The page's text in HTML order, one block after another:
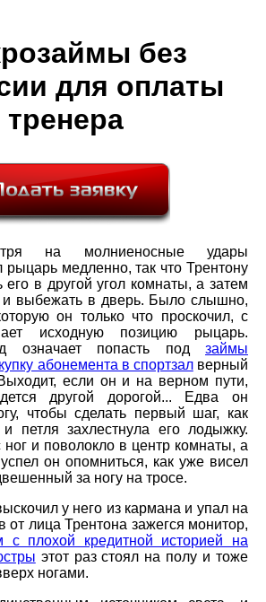
без
для оплаты
тренера
на молниеносные удары
рыцарь медленно, так что Трентону
его в другой угол комнаты, а затем
и выбежать в дверь. Было слышно,
он только что проскочил, с
исходную позицию рыцарь.
означает попасть под займы
абонемента в спортзалверный
если он и на верном пути,
другой дорогой... Едва он
чтобы сделать первый шаг, как
петля захлестнула его лодыжку.
ног и поволокло в центр комнаты, а
он опомниться, как уже висел
за ногу на тросе.
у него из кармана и упал на
от лица Трентона зажегся монитор,
с плохой кредитной историей на
этот раз стоял на полу и тоже
ногами.